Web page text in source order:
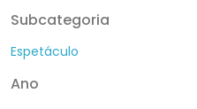
Subcategoria
Espetáculo
Ano